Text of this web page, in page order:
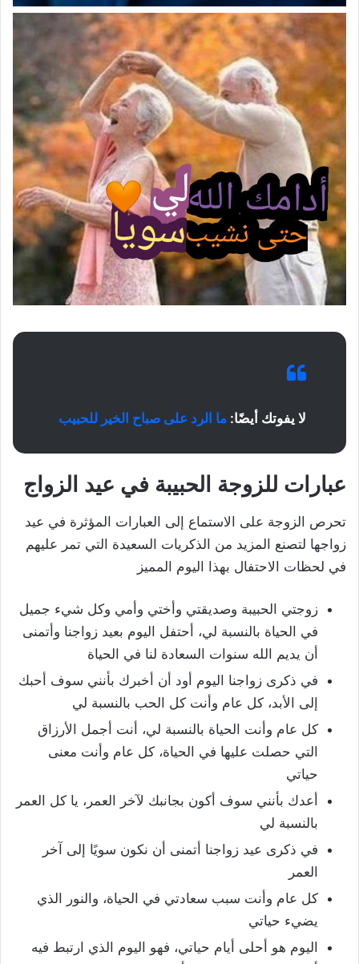
لا يفوتك أيضًا: ما الرد على صباح الخير للحبيب
عبارات للزوجة الحبيبة في عيد الزواج
تحرص الزوجة على الاستماع إلى العبارات المؤثرة في عيد
زواجها لتصنع المزيد من الذكريات السعيدة التي تمر عليهم
في لحظات الاحتفال بهذا اليوم المميز
زوجتي الحبيبة وصديقتي وأختي وأمي وكل شيء جميل
في الحياة بالنسبة لي، أحتفل اليوم بعيد زواجنا وأتمنى
أن يديم الله سنوات السعادة لنا في الحياة
في ذكرى زواجنا اليوم أود أن أخبرك بأنني سوف أحبك
إلى الأبد، كل عام وأنت كل الحب بالنسبة لي
كل عام وأنت الحياة بالنسبة لي، أنت أجمل الأرزاق
التي حصلت عليها في الحياة، كل عام وأنت معنى
حياتي
أعدك بأنني سوف أكون بجانبك لآخر العمر، يا كل العمر
بالنسبة لي
في ذكرى عيد زواجنا أتمنى أن نكون سويًا إلى آخر
العمر
كل عام وأنت سبب سعادتي في الحياة، والنور الذي
يضيء حياتي
اليوم هو أحلى أيام حياتي، فهو اليوم الذي ارتبط فيه